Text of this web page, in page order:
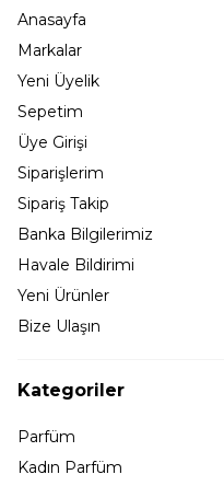
Anasayfa
Markalar
Yeni Üyelik
Sepetim
Üye Girişi
Siparişlerim
Sipariş Takip
Banka Bilgilerimiz
Havale Bildirimi
Yeni Ürünler
Bize Ulaşın
Kategoriler
Parfüm
Kadın Parfüm